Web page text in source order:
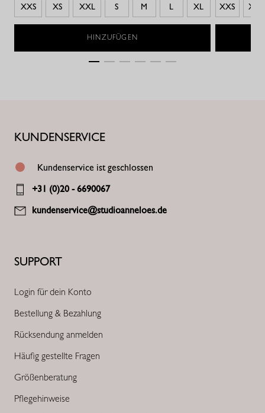
XXS XS XXL S M L XL
HINZUFÜGEN
XXS XS
SUPPORT
Login für dein Konto
Bestellung & Bezahlung
Rücksendung anmelden
Häufig gestellte Fragen
Größenberatung
Pflegehinweise
KUNDENSERVICE
Kundenservice ist geschlossen
+31 (0)20 - 6690067
kundenservice@studioanneloes.de